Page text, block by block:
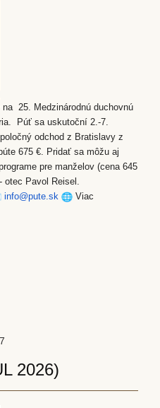
25. Medzinárodnú duchovnú
Púť sa uskutoční 2.-7.
odchod z Bratislavy z
675 €. Pridať sa môžu aj
pre manželov (cena 645
Pavol Reisel.
info@pute.sk
Viac
2026)